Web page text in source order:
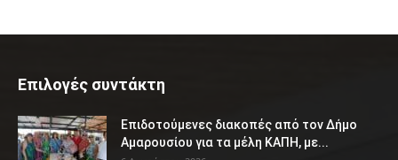
Επιλογές συντάκτη
Επιδοτούμενες διακοπές από τον Δήμο
Αμαρουσίου για τα μέλη ΚΑΠΗ, με...